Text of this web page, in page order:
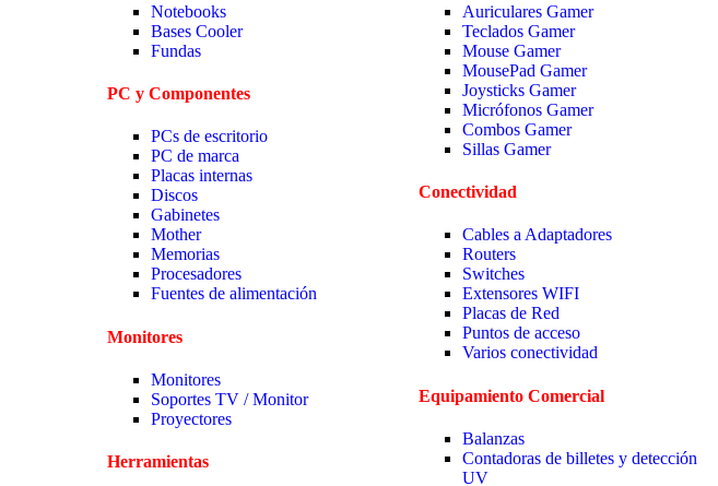
Notebooks
Bases Cooler
Fundas
PC y Componentes
PCs de escritorio
PC de marca
Placas internas
Discos
Gabinetes
Mother
Memorias
Procesadores
Fuentes de alimentación
Monitores
Monitores
Soportes TV / Monitor
Proyectores
Herramientas
Auriculares Gamer
Teclados Gamer
Mouse Gamer
MousePad Gamer
Joysticks Gamer
Micrófonos Gamer
Combos Gamer
Sillas Gamer
Conectividad
Cables a Adaptadores
Routers
Switches
Extensores WIFI
Placas de Red
Puntos de acceso
Varios conectividad
Equipamiento Comercial
Balanzas
Contadoras de billetes y detección
UV